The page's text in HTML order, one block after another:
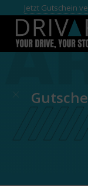
Jetzt Gutschein